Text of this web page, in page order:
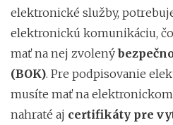
elektronické služby,
elektronickú komunikáciu,
mať na nej zvolený
(BOK). Pre podpisovanie
musíte mať na
nahraté aj certifikáty pre